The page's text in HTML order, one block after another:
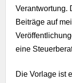
Verantwortung.
Beiträge auf
eine
Die Vorlage ist